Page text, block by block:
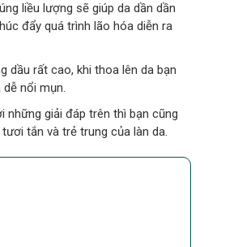
liều lượng sẽ giúp da dần dần
đẩy quá trình lão hóa diễn ra
dầu rất cao, khi thoa lên da bạn
nổi mụn.
những giải đáp trên thì bạn cũng
tắn và trẻ trung của làn da.